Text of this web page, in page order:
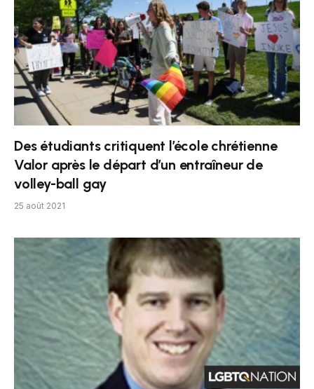
Des étudiants critiquent l’école chrétienne
Valor après le départ d’un entraîneur de
volley-ball gay
25 août 2021